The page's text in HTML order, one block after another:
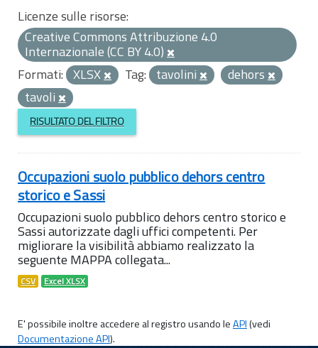
Licenze sulle risorse:
Creative Commons Attribuzione 4.0
Internazionale (CC BY 4.0)
Formati: XLSX Tag: tavolini
dehors
tavoli
RISULTATO DEL FILTRO
Occupazioni suolo pubblico dehors centro
storico e Sassi
Occupazioni suolo pubblico dehors centro storico e
Sassi autorizzate dagli uffici competenti. Per
migliorare la visibilità abbiamo realizzato la
seguente MAPPA collegata...
CSV Excel XLSX
E' possibile inoltre accedere al registro usando leAPI(vedi
Documentazione API).